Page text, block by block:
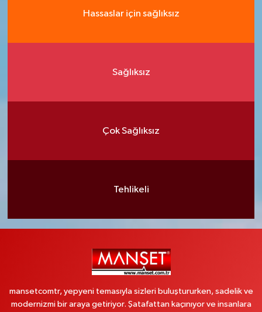
Hassaslar için sağlıksız
Sağlıksız
Çok Sağlıksız
Tehlikeli
mansetcomtr, yepyeni temasıyla sizleri buluştururken, sadelik ve
modernizmi bir araya getiriyor. Şatafattan kaçınıyor ve insanlara